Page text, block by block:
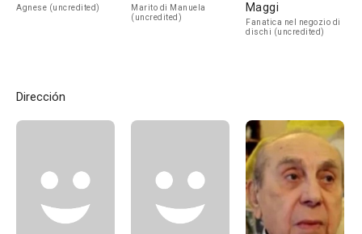
Agnese (uncredited)
Marito di Manuela
(uncredited)
Maggi
Fanatica nel negozio di
dischi (uncredited)
Dirección